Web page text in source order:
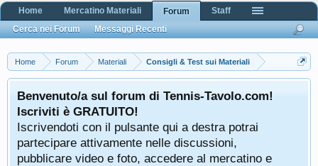
Home Forum Materiali Consigli & Test sui Materiali
Benvenuto/a sul forum di Tennis-Tavolo.com!
Iscriviti è GRATUITO!
Iscrivendoti con il pulsante qui a destra potrai
partecipare attivamente nelle discussioni,
pubblicare video e foto, accedere al mercatino e
Home Mercatino Materiali
Forum
Cerca nei Forum
Messaggi Recenti
Staff